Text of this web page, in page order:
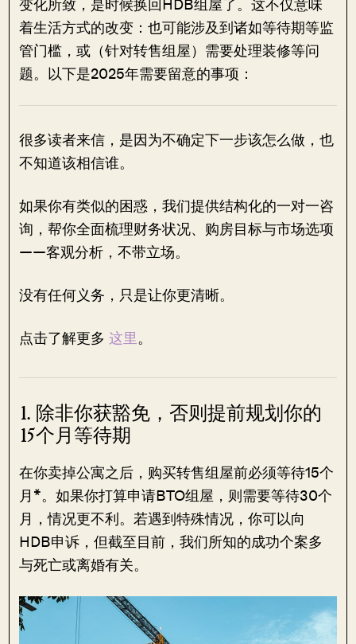
着生活方式的改变：也可能涉及到诸如等待期等监
管门槛，或（针对转售组屋）需要处理装修等问
题。以下是2025年需要留意的事项：
很多读者来信，是因为不确定下一步该怎么做，也
不知道该相信谁。
如果你有类似的困惑，我们提供结构化的一对一咨
询，帮你全面梳理财务状况、购房目标与市场选项
——客观分析，不带立场。
没有任何义务，只是让你更清晰。
点击了解更多这里。
1. 除非你获豁免，否则提前规划你的
15个月等待期
在你卖掉公寓之后，购买转售组屋前必须等待15个
月*。如果你打算申请BTO组屋，则需要等待30个
月，情况更不利。若遇到特殊情况，你可以向
HDB申诉，但截至目前，我们所知的成功个案多
与死亡或离婚有关。